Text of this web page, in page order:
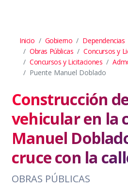
Inicio Gobierno Dependencias
Obras Públicas
Concursos y
Concursos y Licitaciones
Puente Manuel Doblado
Construcción
vehicular en la
Manuel
cruce con la
OBRAS PÚBLICAS